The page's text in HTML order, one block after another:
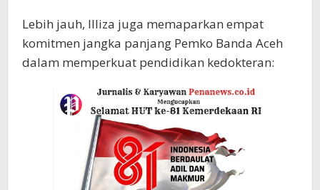
Lebih jauh, Illiza juga memaparkan empat
komitmen jangka panjang Pemko Banda Aceh
dalam memperkuat pendidikan kedokteran: